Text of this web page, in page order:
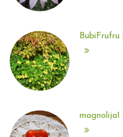
BubiFrufru
magnolija1